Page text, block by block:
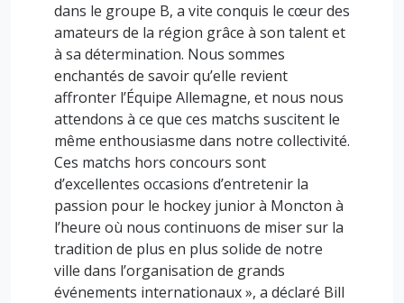
dans le groupe B, a vite conquis le cœur des
amateurs de la région grâce à son talent et
à sa détermination. Nous sommes
enchantés de savoir qu’elle revient
affronter l’Équipe Allemagne, et nous nous
attendons à ce que ces matchs suscitent le
même enthousiasme dans notre collectivité.
Ces matchs hors concours sont
d’excellentes occasions d’entretenir la
passion pour le hockey junior à Moncton à
l’heure où nous continuons de miser sur la
tradition de plus en plus solide de notre
ville dans l’organisation de grands
événements internationaux », a déclaré Bill